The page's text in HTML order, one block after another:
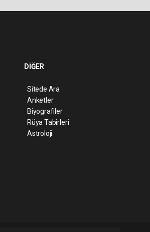
DİĞER
Sitede Ara
Anketler
Biyografiler
Rüya Tabirleri
Astroloji